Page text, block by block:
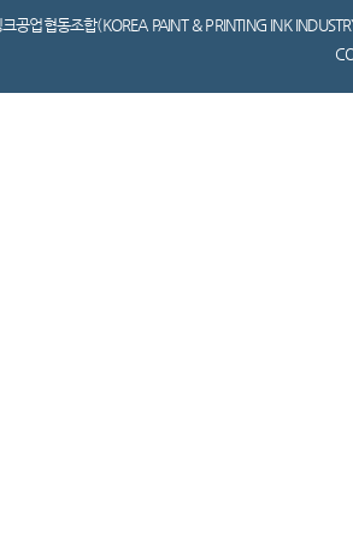
공업협동조합(KOREA PAINT & PRINTING INK